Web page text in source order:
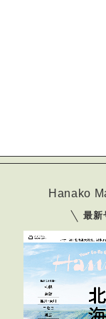
Hanako
最新